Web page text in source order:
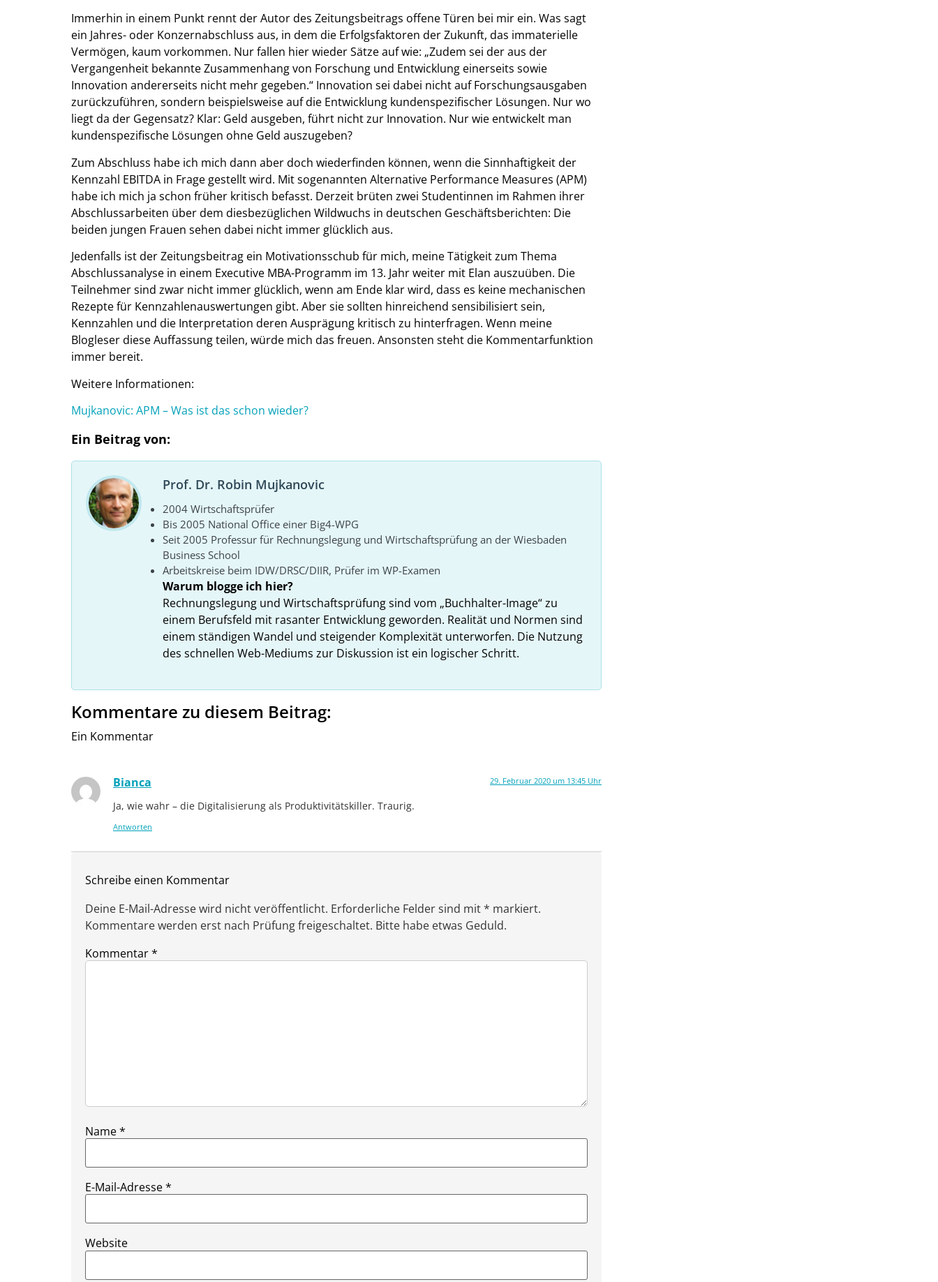
Immerhin in einem Punkt rennt der Autor des Zeitungsbeitrags offene Türen bei mir ein. Was sagt
ein Jahres- oder Konzernabschluss aus, in dem die Erfolgsfaktoren der Zukunft, das immaterielle
Vermögen, kaum vorkommen. Nur fallen hier wieder Sätze auf wie: „Zudem sei der aus der
Vergangenheit bekannte Zusammenhang von Forschung und Entwicklung einerseits sowie
Innovation andererseits nicht mehr gegeben.“ Innovation sei dabei nicht auf Forschungsausgaben
zurückzuführen, sondern beispielsweise auf die Entwicklung kundenspezifischer Lösungen. Nur wo
liegt da der Gegensatz? Klar: Geld ausgeben, führt nicht zur Innovation. Nur wie entwickelt man
kundenspezifische Lösungen ohne Geld auszugeben?
Zum Abschluss habe ich mich dann aber doch wiederfinden können, wenn die Sinnhaftigkeit der
Kennzahl EBITDA in Frage gestellt wird. Mit sogenannten Alternative Performance Measures (APM)
habe ich mich ja schon früher kritisch befasst. Derzeit brüten zwei Studentinnen im Rahmen ihrer
Abschlussarbeiten über dem diesbezüglichen Wildwuchs in deutschen Geschäftsberichten: Die
beiden jungen Frauen sehen dabei nicht immer glücklich aus.
Jedenfalls ist der Zeitungsbeitrag ein Motivationsschub für mich, meine Tätigkeit zum Thema
Abschlussanalyse in einem Executive MBA-Programm im 13. Jahr weiter mit Elan auszuüben. Die
Teilnehmer sind zwar nicht immer glücklich, wenn am Ende klar wird, dass es keine mechanischen
Rezepte für Kennzahlenauswertungen gibt. Aber sie sollten hinreichend sensibilisiert sein,
Kennzahlen und die Interpretation deren Ausprägung kritisch zu hinterfragen. Wenn meine
Blogleser diese Auffassung teilen, würde mich das freuen. Ansonsten steht die Kommentarfunktion
immer bereit.
Weitere Informationen:
Mujkanovic: APM – Was ist das schon wieder?
Ein Beitrag von:
Prof. Dr. Robin Mujkanovic
2004 Wirtschaftsprüfer
Bis 2005 National Office einer Big4-WPG
Seit 2005 Professur für Rechnungslegung und Wirtschaftsprüfung an der Wiesbaden
Business School
Arbeitskreise beim IDW/DRSC/DIIR, Prüfer im WP-Examen
Warum blogge ich hier?
Rechnungslegung und Wirtschaftsprüfung sind vom „Buchhalter-Image“ zu
einem Berufsfeld mit rasanter Entwicklung geworden. Realität und Normen sind
einem ständigen Wandel und steigender Komplexität unterworfen. Die Nutzung
des schnellen Web-Mediums zur Diskussion ist ein logischer Schritt.
Kommentare zu diesem Beitrag:
Ein Kommentar
Bianca 29. Februar 2020 um 13:45 Uhr
Ja, wie wahr – die Digitalisierung als Produktivitätskiller. Traurig.
Antworten
Schreibe einen Kommentar
Deine E-Mail-Adresse wird nicht veröffentlicht. Erforderliche Felder sind mit * markiert.
Kommentare werden erst nach Prüfung freigeschaltet. Bitte habe etwas Geduld.
Kommentar*
Name*
E-Mail-Adresse*
Website